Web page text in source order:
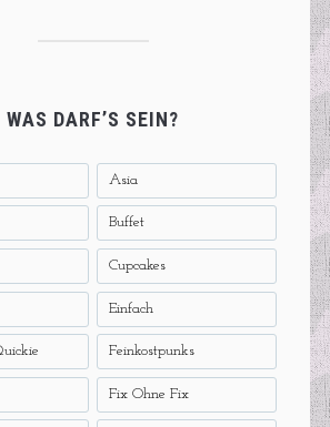
WAS DARF’S SEIN?
Asia
Buffet
Cupcakes
Einfach
Feinkostpunks
Fix Ohne Fix